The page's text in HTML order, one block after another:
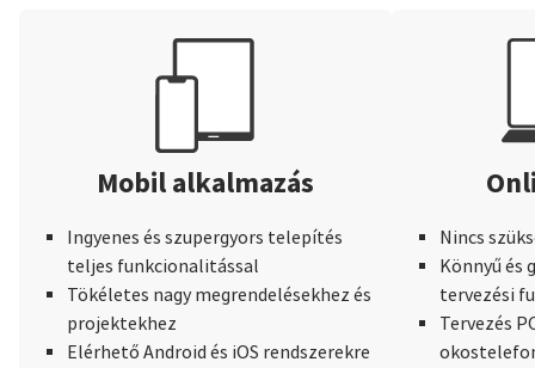
Mobil alkalmazás
Ingyenes és szupergyors telepítés
teljes funkcionalitással
Tökéletes nagy megrendelésekhez és
projektekhez
Elérhető Android és iOS rendszerekre
Nincs
Könnyű és
tervezési
Tervezés